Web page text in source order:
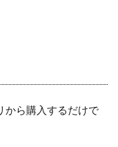
から購入するだけで